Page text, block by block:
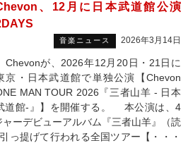
、12月に日本武道館公演
音楽ニュース 2026年3月14日
Chevonが、2026年12月20日・21日に
京・日本武道館で単独公演【Chevon
MAN TOUR 2026『三者山羊 - 日本
道館-』】を開催する。 本公演は、4
ーデビューアルバム『三者山羊』（読
っ提げて行われる全国ツアー【・・・